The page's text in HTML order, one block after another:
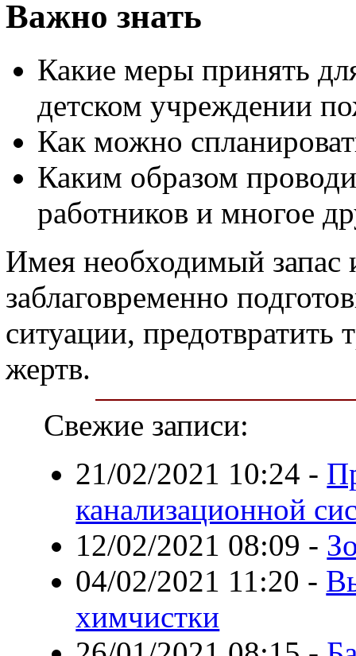
Важно знать
Какие меры принять
детском учреждении
Как можно
Каким образом
работников и многое
Имея необходимый
заблаговременно
ситуации, предотвратить
жертв.
Свежие записи:
21/02/2021 10:24 -
канализационной
12/02/2021 08:09 -
04/02/2021 11:20 -
химчистки